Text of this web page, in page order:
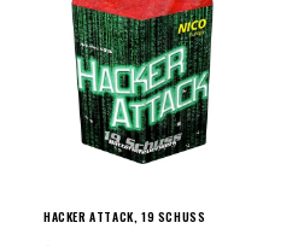
HACKER ATTACK, 19 SCHUSS